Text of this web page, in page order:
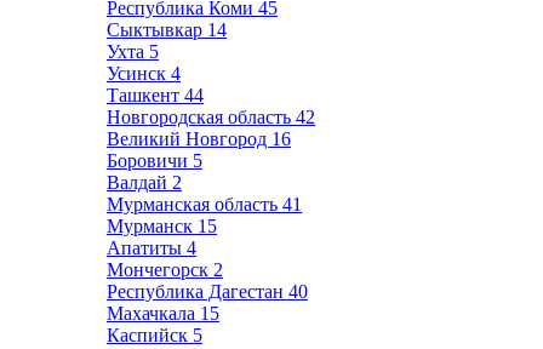
Республика Коми 45
Сыктывкар 14
Ухта 5
Усинск 4
Ташкент 44
Новгородская область 42
Великий Новгород 16
Боровичи 5
Валдай 2
Мурманская область 41
Мурманск 15
Апатиты 4
Мончегорск 2
Республика Дагестан 40
Махачкала 15
Каспийск 5